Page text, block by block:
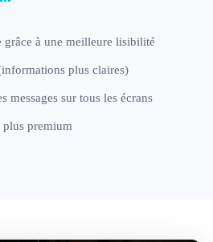
grâce à une meilleure lisibilité
plus claires)
messages sur tous les écrans
plus premium